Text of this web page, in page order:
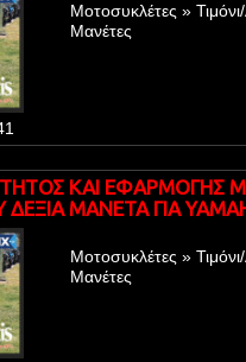
Μοτοσυκλέτες »
Μανέτες
ΚΑΙ ΕΦΑΡΜΟΓΗΣ
ΔΕΞΙΑ ΜΑΝΕΤΑ ΓΙΑ
ΜΕ ΔΙΣΚΟΦΡΕΝΟ
Μοτοσυκλέτες »
Μανέτες